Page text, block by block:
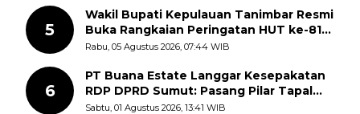
5
Wakil Bupati Kepulauan Tanimbar Resmi
Buka Rangkaian Peringatan HUT ke-81
Kemerdekaan RI, ASN Diajak Perkuat
Rabu, 05 Agustus 2026, 07:44 WIB
6
PT Buana Estate Langgar Kesepakatan
RDP DPRD Sumut: Pasang Pilar Tapal
Batas Sepihak Tanpa Libatkan
Sabtu, 01 Agustus 2026, 13:41 WIB